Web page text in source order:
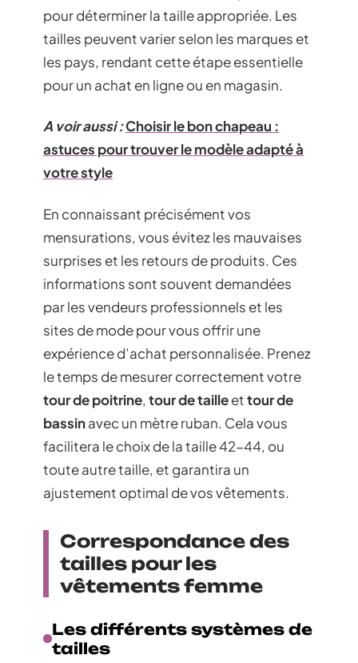
pour déterminer la taille appropriée. Les
tailles peuvent varier selon les marques et
les pays, rendant cette étape essentielle
pour un achat en ligne ou en magasin.
A voir aussi :Choisir le bon chapeau :
astuces pour trouver le modèle adapté à
votre style
En connaissant précisément vos
mensurations, vous évitez les mauvaises
surprises et les retours de produits. Ces
informations sont souvent demandées
par les vendeurs professionnels et les
sites de mode pour vous offrir une
expérience d’achat personnalisée. Prenez
le temps de mesurer correctement votre
tour de poitrine, tour de tailleettour de
bassinavec un mètre ruban. Cela vous
facilitera le choix de la taille 42-44, ou
toute autre taille, et garantira un
ajustement optimal de vos vêtements.
Correspondance des
tailles pour les
vêtements femme
Les différents systèmes de
tailles